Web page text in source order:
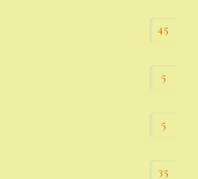
45
5
5
35